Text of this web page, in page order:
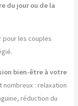
du jour ou de la
pour les couples
bien-être à votre
nombreux : relaxation
réduction du